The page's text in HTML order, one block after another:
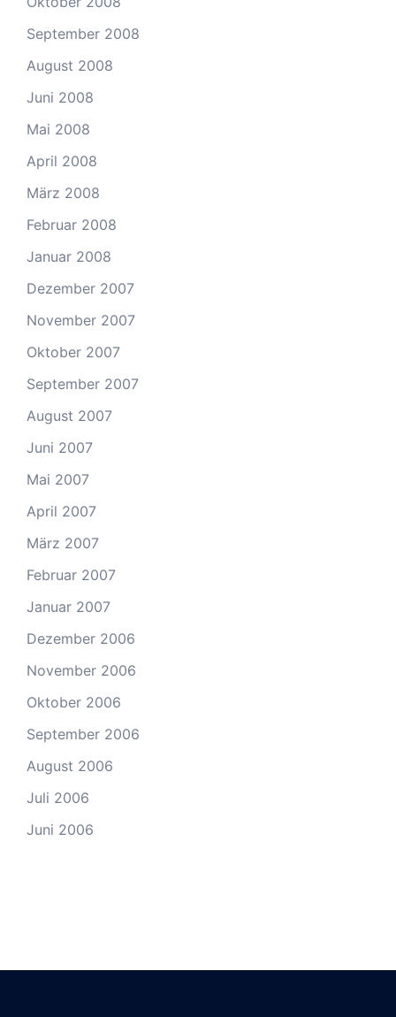
September 2008
August 2008
Juni 2008
Mai 2008
April 2008
März 2008
Februar 2008
Januar 2008
Dezember 2007
November 2007
Oktober 2007
September 2007
August 2007
Juni 2007
Mai 2007
April 2007
März 2007
Februar 2007
Januar 2007
Dezember 2006
November 2006
Oktober 2006
September 2006
August 2006
Juli 2006
Juni 2006